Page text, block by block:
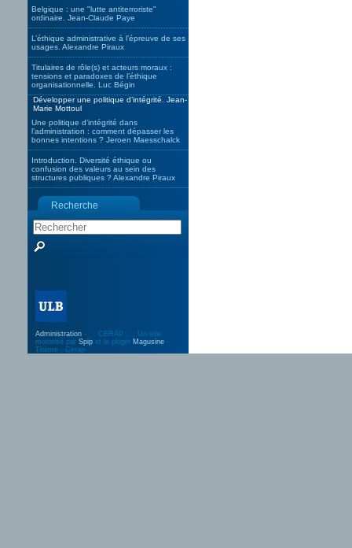
Belgique : une "lutte antiterroriste"
ordinaire. Jean-Claude Paye
L’éthique administrative à l’épreuve de ses
usages. Alexandre Piraux
Titulaires de rôle(s) et acteurs moraux :
tensions et paradoxes de l’éthique
organisationnelle. Luc Bégin
Développer une politique d’intégrité. Jean-
Marie Mottoul
Une politique d’intégrité dans
l’administration : comment dépasser les
bonnes intentions ? Jeroen Maesschalck
Introduction. Diversité éthique ou
confusion des valeurs au sein des
structures publiques ? Alexandre Piraux
Recherche
Administration - . : CERAP :. : Un site
motorisé par Spip et le plugin Magusine -
Thème : Cerap